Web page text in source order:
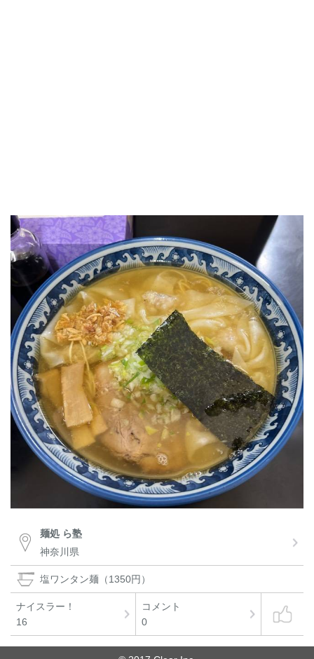
麺処 ら塾
神奈川県
塩ワンタン麺（1350円）
ナイスラー！
16
コメント
0